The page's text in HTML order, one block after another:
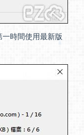
時間使用最新版